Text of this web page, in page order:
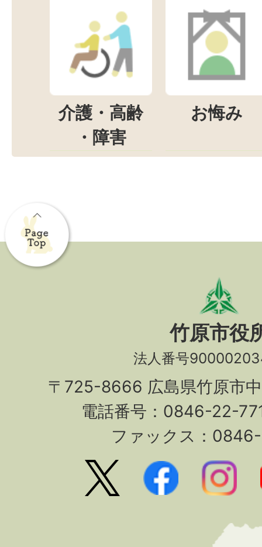
介護・高齢
・障害
お悔み
竹原市役
法人番号
〒725-8666 広島県竹原市
電話番号：0846-22-
ファックス：